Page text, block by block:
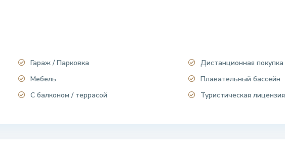
Гараж / Парковка
Дистанционная покупка
Мебель
Плавательный бассейн
С балконом / террасой
Туристическая лицензия